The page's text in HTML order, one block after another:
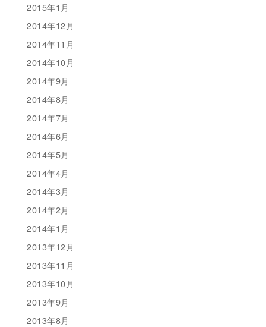
2015年1月
2014年12月
2014年11月
2014年10月
2014年9月
2014年8月
2014年7月
2014年6月
2014年5月
2014年4月
2014年3月
2014年2月
2014年1月
2013年12月
2013年11月
2013年10月
2013年9月
2013年8月